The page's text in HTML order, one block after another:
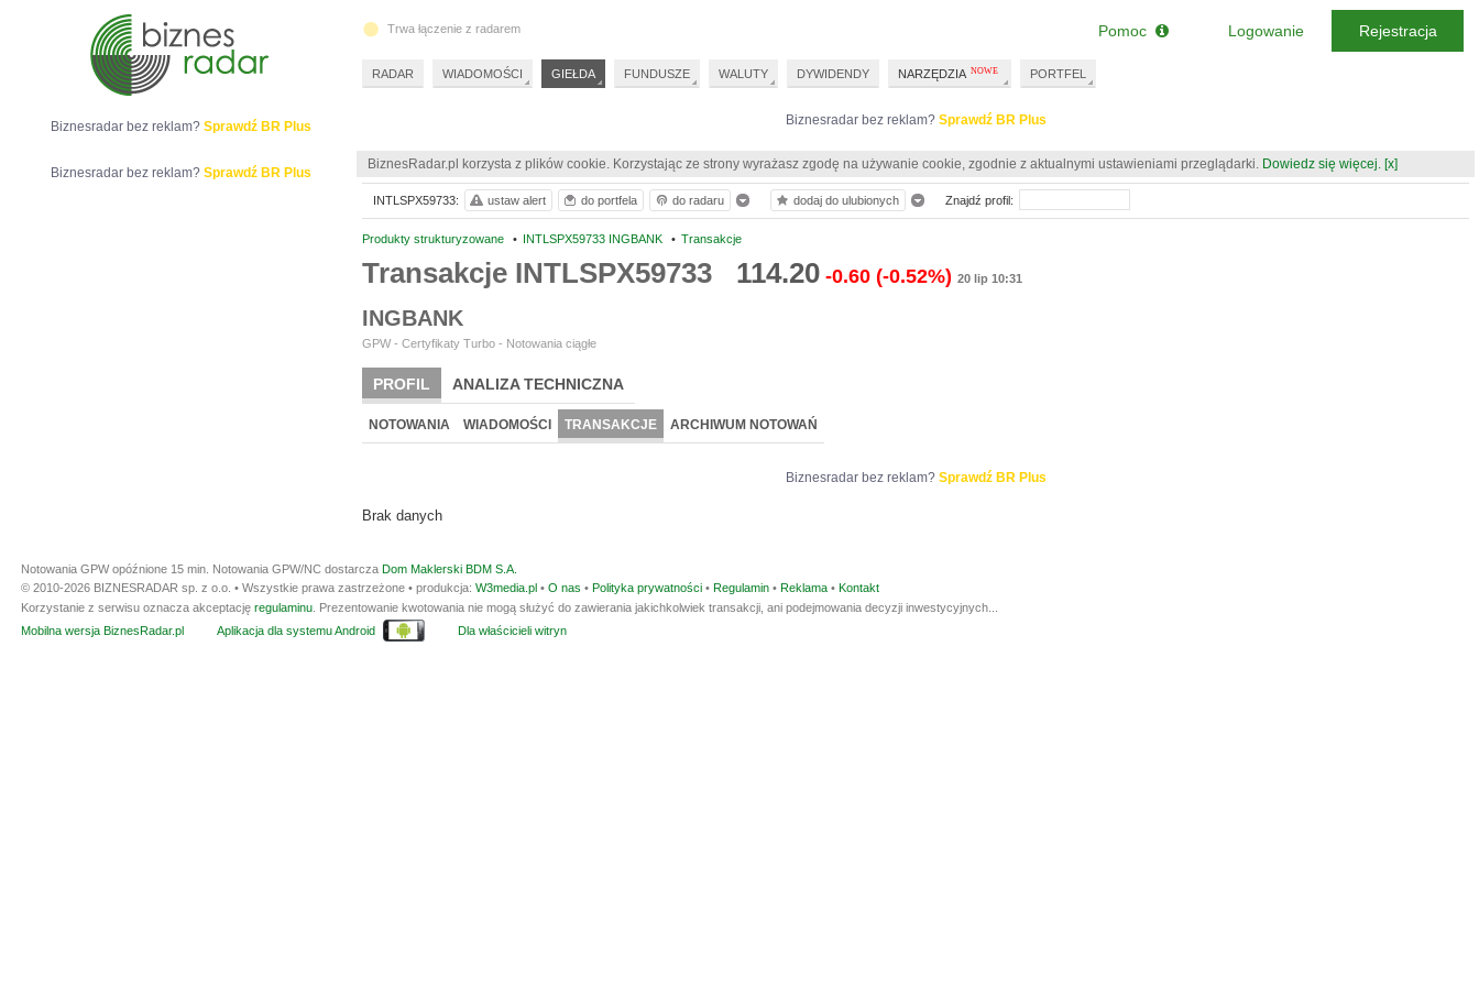
Biznesradar bez reklam? Sprawdź BR Plus
BiznesRadar.pl korzysta z plików cookie. Korzystając ze strony wyrażasz zgodę na używanie cookie, zgodnie z aktualnymi ustawieniami przeglądarki. Dowiedz się więcej. [x]
Produkty strukturyzowane • INTLSPX59733 INGBANK • Transakcje
Transakcje INTLSPX59733 114.20 -0.60 (-0.52%) 20 lip 10:31
INGBANK
GPW - Certyfikaty Turbo - Notowania ciągłe
PROFIL ANALIZA TECHNICZNA
NOTOWANIA WIADOMOŚCI TRANSAKCJE ARCHIWUM NOTOWAŃ
Biznesradar bez reklam? Sprawdź BR Plus
Brak danych
INTLSPX59733: ustaw alert do portfela do radaru dodaj do ulubionych Znajdź profil:
Biznesradar bez reklam? Sprawdź BR Plus
Biznesradar bez reklam? Sprawdź BR Plus
Trwa łączenie z radarem
RADAR WIADOMOŚCI GIEŁDA FUNDUSZE WALUTY DYWIDENDY NARZĘDZIA PORTFEL
Pomoc Logowanie Rejestracja
Notowania GPW opóźnione 15 min. Notowania GPW/NC dostarcza Dom Maklerski BDM S.A.
© 2010-2026 BIZNESRADAR sp. z o.o. • Wszystkie prawa zastrzeżone • produkcja: W3media.pl • O nas • Polityka prywatności • Regulamin • Reklama • Kontakt
Korzystanie z serwisu oznacza akceptację regulaminu . Prezentowanie kwotowania nie mogą służyć do zawierania jakichkolwiek transakcji, ani podejmowania decyzji inwestycyjnych...
Mobilna wersja BiznesRadar.pl
Aplikacja dla systemu Android Dla właścicieli witryn